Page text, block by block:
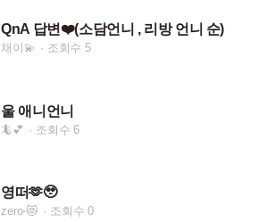
QnA 답변❤️(소담언니 , 리방 언니 순)
채이💫 조회수 5
울 애니언니
🦎💕 조회수 6
영떠🫶🥹
zero-😻 조회수 0